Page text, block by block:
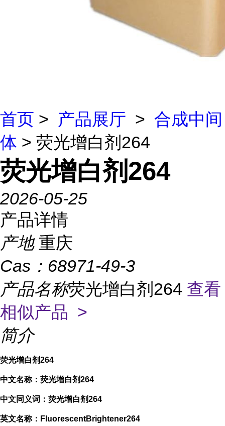
首页 > 产品展厅 > 合成中间
体 > 荧光增白剂264
荧光增白剂264
2026-05-25
产品详情
产地 重庆
Cas： 68971-49-3
产品名称荧光增白剂264 查看
相似产品 >
简介
荧光增白剂264
中文名称：荧光增白剂264
中文同义词：荧光增白剂264
英文名称：FluorescentBrightener264